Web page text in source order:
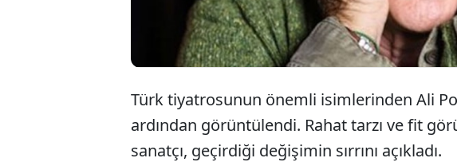
Türk tiyatrosunun önemli isimlerinden Ali
ardından görüntülendi. Rahat tarzı ve fit
sanatçı, geçirdiği değişimin sırrını açıkladı.